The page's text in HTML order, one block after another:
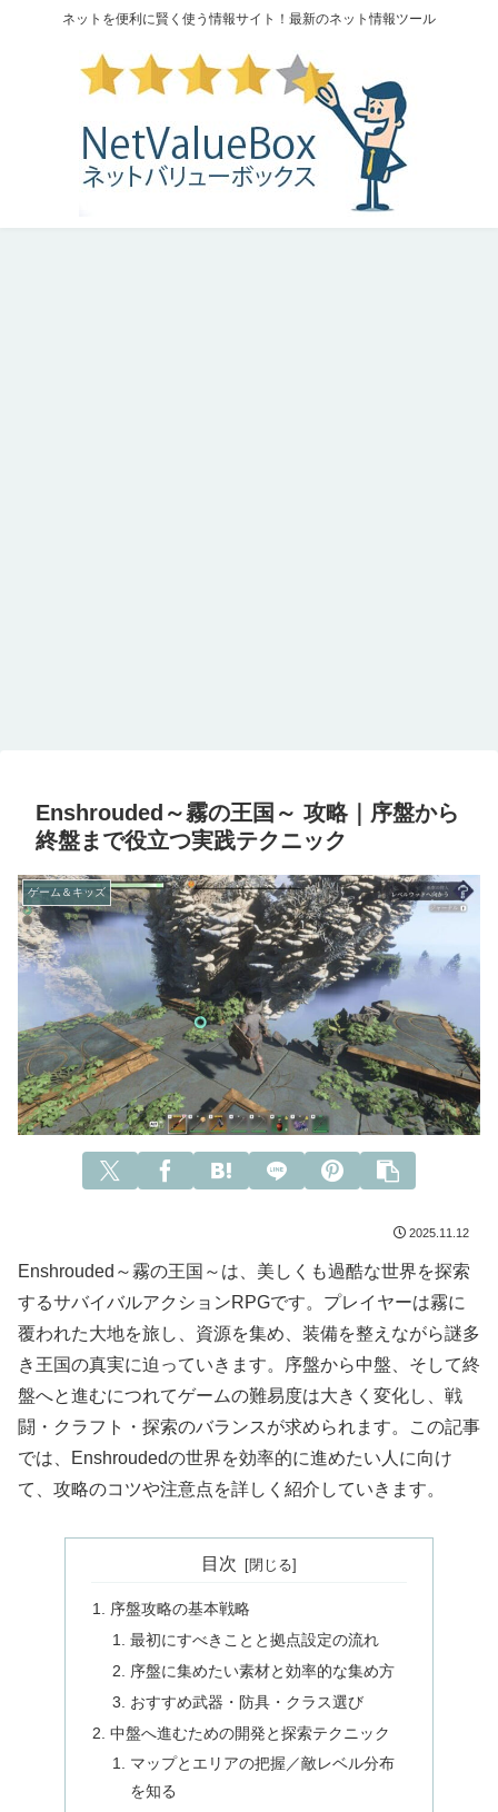
ネットを便利に賢く使う情報サイト！最新のネット情報ツール
Enshrouded～霧の王国～ 攻略｜序盤から
終盤まで役立つ実践テクニック
ゲーム＆キッズ
2025.11.12
Enshrouded～霧の王国～は、美しくも過酷な世界を探索
するサバイバルアクションRPGです。プレイヤーは霧に
覆われた大地を旅し、資源を集め、装備を整えながら謎多
き王国の真実に迫っていきます。序盤から中盤、そして終
盤へと進むにつれてゲームの難易度は大きく変化し、戦
闘・クラフト・探索のバランスが求められます。この記事
では、Enshroudedの世界を効率的に進めたい人に向け
て、攻略のコツや注意点を詳しく紹介していきます。
目次
序盤攻略の基本戦略
最初にすべきことと拠点設定の流れ
序盤に集めたい素材と効率的な集め方
おすすめ武器・防具・クラス選び
中盤へ進むための開発と探索テクニック
マップとエリアの把握／敵レベル分布
を知る